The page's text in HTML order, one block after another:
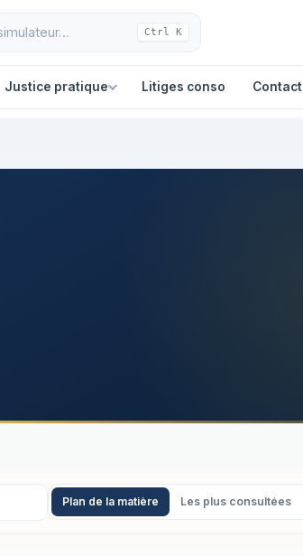
Ctrl K
Justice pratique Litiges conso Contact
Plan de la matière Les plus consultées